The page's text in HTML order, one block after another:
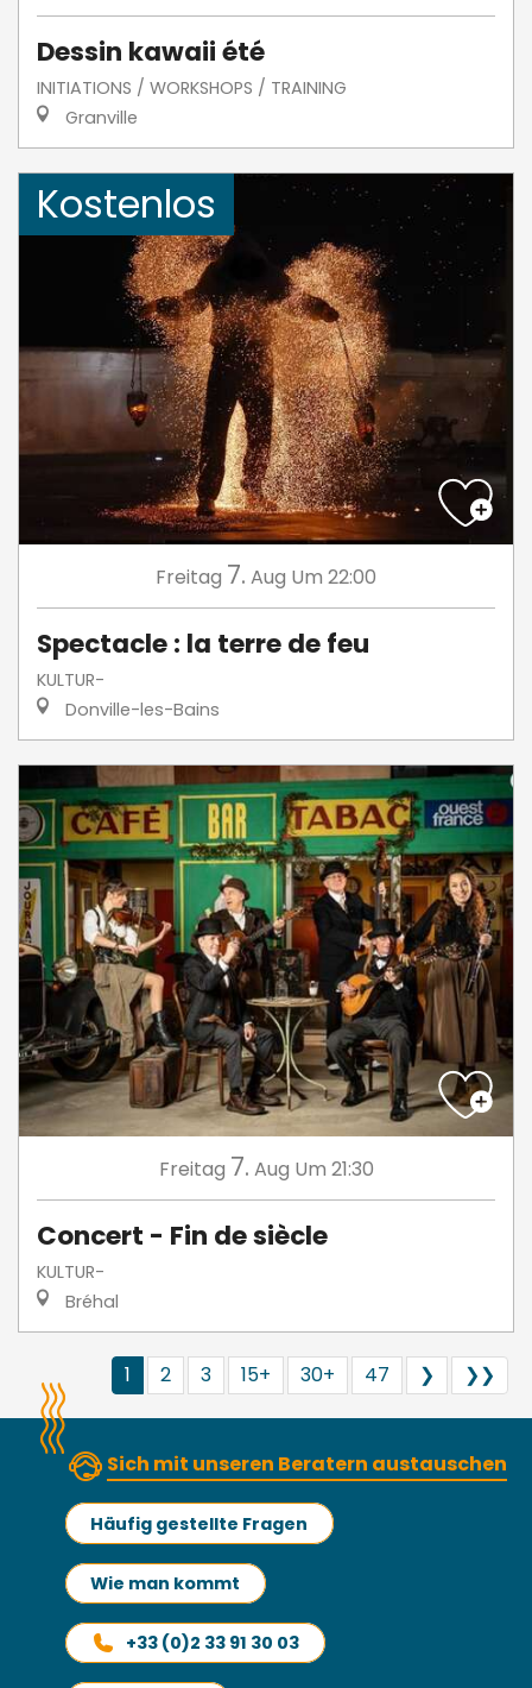
Dessin kawaii été
INITIATIONS / WORKSHOPS / TRAINING
Granville
Kostenlos
Freitag 7. Aug Um 22:00
Spectacle : la terre de feu
KULTUR-
Donville-les-Bains
Freitag 7. Aug Um 21:30
Concert - Fin de siècle
KULTUR-
Bréhal
1 2 3 15+ 30+ 47 ❯ ❯❯
Sich mit unseren Beratern austauschen
Häufig gestellte Fragen
Wie man kommt
+33 (0)2 33 91 30 03